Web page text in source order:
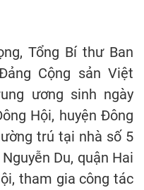
Tổng Bí thư Ban
Cộng sản Việt
ương sinh ngày
Hội, huyện Đông
trú tại nhà số 5
Du, quận Hai
tham gia công tác